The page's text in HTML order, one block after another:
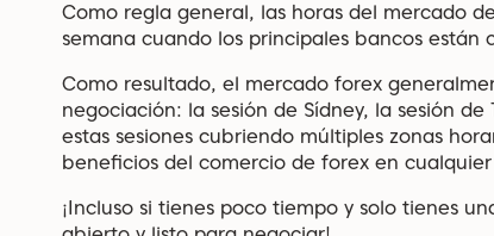
Como regla general, las horas del mercado
semana cuando los principales bancos están
Como resultado, el mercado forex
negociación: la sesión de Sídney, la sesión
estas sesiones cubriendo múltiples zonas
beneficios del comercio de forex en
¡Incluso si tienes poco tiempo y solo tienes